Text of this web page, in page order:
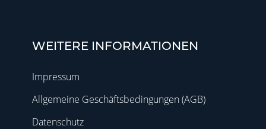
WEITERE INFORMATIONEN
Impressum
Allgemeine Geschäftsbedingungen (AGB)
Datenschutz